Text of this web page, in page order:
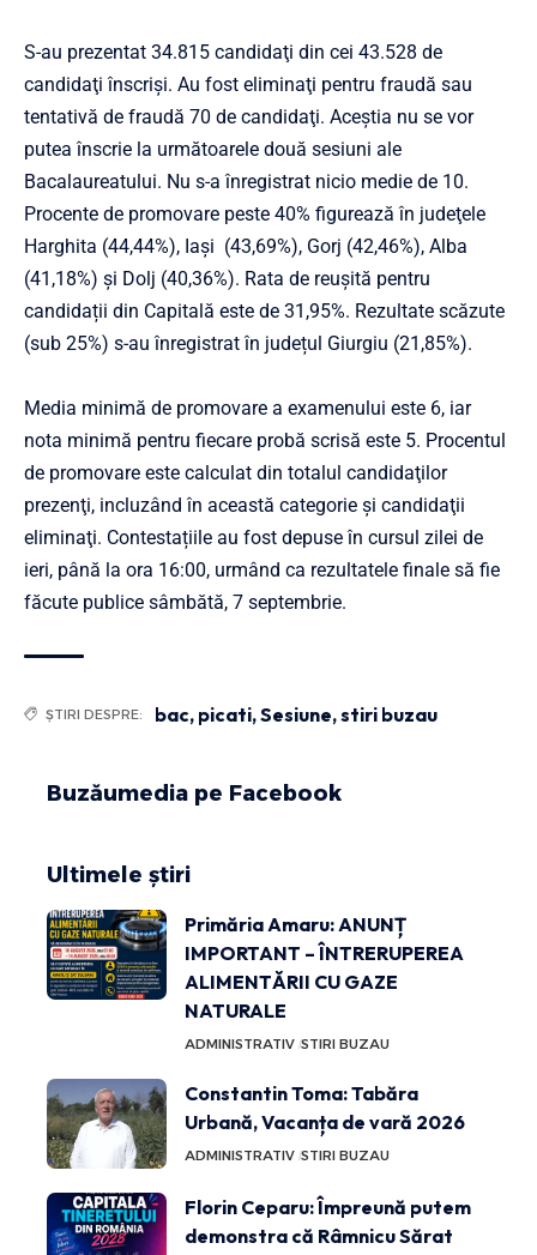
S-au prezentat 34.815 candidaţi din cei 43.528 de
candidaţi înscrişi. Au fost eliminaţi pentru fraudă sau
tentativă de fraudă 70 de candidaţi. Aceştia nu se vor
putea înscrie la următoarele două sesiuni ale
Bacalaureatului. Nu s-a înregistrat nicio medie de 10.
Procente de promovare peste 40% figurează în judeţele
Harghita (44,44%), Iași (43,69%), Gorj (42,46%), Alba
(41,18%) și Dolj (40,36%). Rata de reușită pentru
candidații din Capitală este de 31,95%. Rezultate scăzute
(sub 25%) s-au înregistrat în județul Giurgiu (21,85%).
Media minimă de promovare a examenului este 6, iar
nota minimă pentru fiecare probă scrisă este 5. Procentul
de promovare este calculat din totalul candidaţilor
prezenţi, incluzând în această categorie şi candidaţii
eliminaţi. Contestațiile au fost depuse în cursul zilei de
ieri, până la ora 16:00, urmând ca rezultatele finale să fie
făcute publice sâmbătă, 7 septembrie.
ȘTIRI DESPRE: bac, picati,Sesiune,stiri buzau
Buzăumedia pe Facebook
Ultimele știri
Primăria Amaru: ANUNȚ
IMPORTANT – ÎNTRERUPEREA
ALIMENTĂRII CU GAZE
NATURALE
ADMINISTRATIV STIRI BUZAU
Constantin Toma: Tabăra
Urbană, Vacanța de vară 2026
ADMINISTRATIV STIRI BUZAU
Florin Ceparu: Împreună putem
demonstra că Râmnicu Sărat